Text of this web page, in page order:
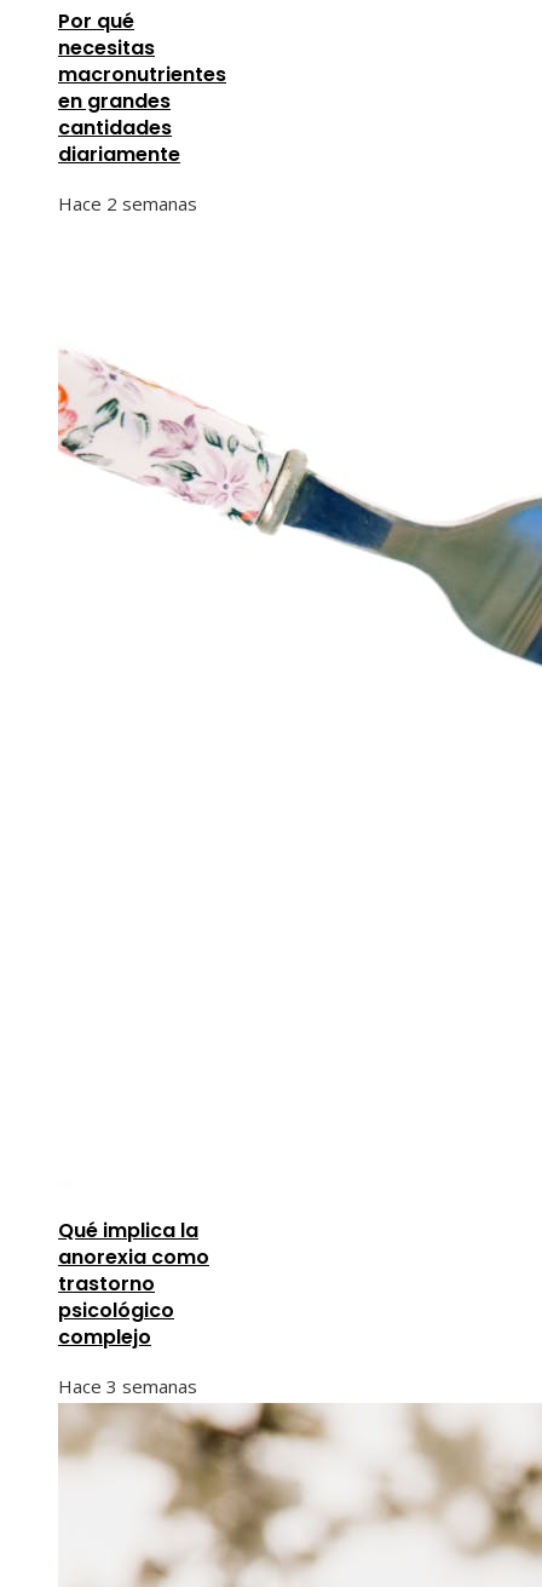
Por qué
necesitas
macronutrientes
en grandes
cantidades
diariamente
Hace 2 semanas
Qué implica la
anorexia como
trastorno
psicológico
complejo
Hace 3 semanas